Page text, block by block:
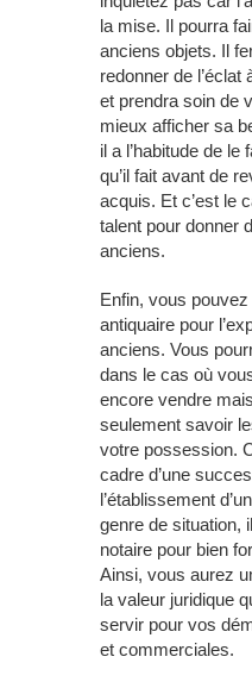
la mise. Il pourra
anciens objets. Il
redonner de
et prendra soin de
mieux afficher sa
il a l’habitude de le
qu’il fait avant de
acquis. Et c’est le
talent pour donner
anciens.
Enfin, vous
antiquaire pour
anciens. Vous
dans le cas où
encore vendre
seulement savoir
votre possession.
cadre d’une
l’établissement
genre de situation,
notaire pour bien
Ainsi, vous aurez
la valeur juridique
servir pour vos
et commerciales.